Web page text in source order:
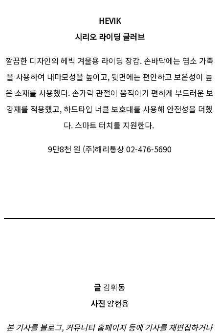
HEVIK
시리오 라이딩 글러브
깔끔한 디자인의 헤빅 겨울용 라이딩 장갑. 손바닥에는 염소 가죽
을 사용하여 내마모성을 높이고, 뒷면에는 편안하고 보온성이 높
은 소재를 사용했다. 손가락 관절이 움직이기 편하게 부드러운 보
강재를 적용했고, 하드타입 너클 보호대를 사용해 안전성을 더했
다. 스마트 터치를 지원한다.
9만8천 원 (주)해리통상 02-476-5690
글김휘동
사진 양현용
본 기사를 블로그, 커뮤니티 홈페이지 등에 기사를 재편집하거나